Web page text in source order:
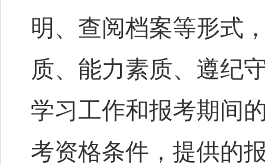
明、查阅档案等形式
质、能力素质、遵纪
学习工作和报考期间
考资格条件，提供的